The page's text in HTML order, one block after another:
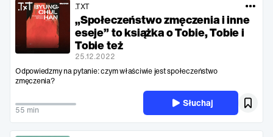
.TXT
„Społeczeństwo zmęczenia i inne
eseje” to książka o Tobie, Tobie i
Tobie też
25.12.2022
Odpowiedzmy na pytanie: czym właściwie jest społeczeństwo
zmęczenia?
55 min
Słuchaj